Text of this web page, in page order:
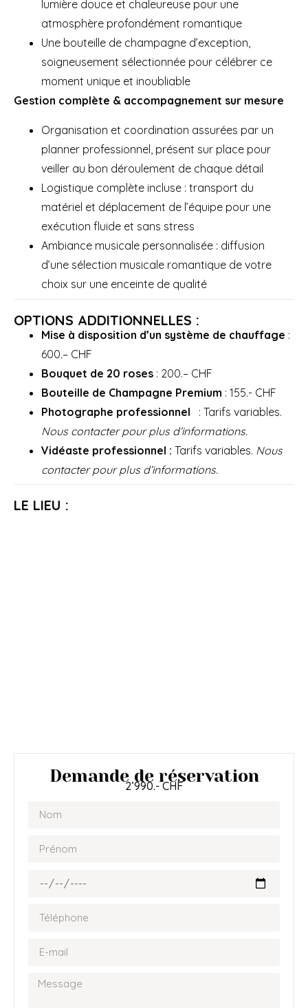
Demande de réservation
2’990.- CHF
lumière douce et chaleureuse pour une
atmosphère profondément romantique
Une bouteille de champagne d’exception,
soigneusement sélectionnée pour célébrer ce
moment unique et inoubliable
Gestion complète & accompagnement sur mesure
Organisation et coordination assurées par un
planner professionnel, présent sur place pour
veiller au bon déroulement de chaque détail
Logistique complète incluse : transport du
matériel et déplacement de l’équipe pour une
exécution fluide et sans stress
Ambiance musicale personnalisée : diffusion
d’une sélection musicale romantique de votre
choix sur une enceinte de qualité
OPTIONS ADDITIONNELLES :
Mise à disposition d’un système de chauffage :
600.– CHF
Bouquet de 20 roses : 200.– CHF
Bouteille de Champagne Premium : 155.- CHF
Photographe professionnel
: Tarifs variables.
Nous contacter pour plus d’informations.
Vidéaste professionnel : Tarifs variables. Nous
contacter pour plus d’informations.
LE LIEU :